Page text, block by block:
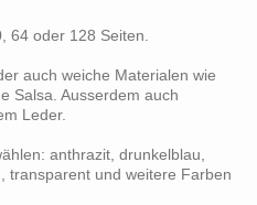
64 oder 128 Seiten.
auch weiche Materialen wie
Salsa. Ausserdem auch
Leder.
anthrazit, drunkelblau,
transparent und weitere Farben